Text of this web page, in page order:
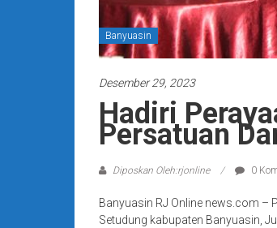
Banyuasin
Desember 29, 2023
Hadiri
Persatuan
Diposkan Oleh:rjonline 0
Banyuasin RJ Online news.com –
Setudung kabupaten Banyuasin,